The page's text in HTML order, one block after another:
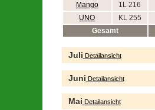
Mango
1L 216
UNO
KL 255
Gesamt
Juli Detailansicht
Juni Detailansicht
Mai Detailansicht